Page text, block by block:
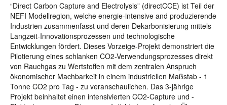
“Direct Carbon Capture and Electrolysis” (directCCE) ist Teil der
NEFI Modellregion, welche energie-intensive and produzierende
Industrien zusammenfasst und deren Dekarbonisierung mittels
Langzeit-Innovationsprozessen und technologische
Entwicklungen fördert. Dieses Vorzeige-Projekt demonstriert die
Pilotierung eines schlanken CO2-Verwendungsprozesses direkt
von Rauchgas zu Wertstoffen mit dem zentralen Anspruch
ökonomischer Machbarkeit in einem industriellen Maßstab - 1
Tonne CO2 pro Tag - zu veranschaulichen. Das 3-jährige
Projekt beinhaltet einen intensivierten CO2-Capture und -